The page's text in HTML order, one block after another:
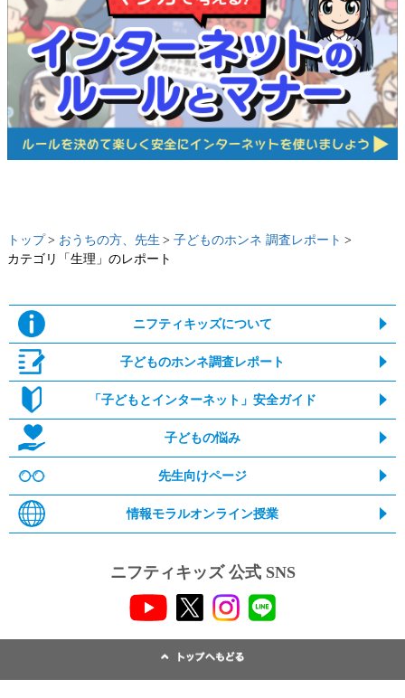
トップ おうちの方、先生
子どものホンネ 調査レポート
カテゴリ「生理」のレポート
ニフティキッズについて
子どものホンネ調査レポート
「子どもとインターネット」安全ガイド
子どもの悩み
先生向けページ
情報モラルオンライン授業
ニフティキッズ 公式 SNS